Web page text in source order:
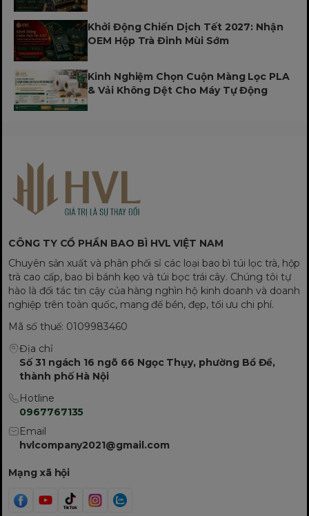
Khởi Động Chiến Dịch Tết 2027: Nhận
OEM Hộp Trà Đinh Mùi Sớm
Kinh Nghiệm Chọn Cuộn Màng Lọc PLA
& Vải Không Dệt Cho Máy Tự Động
CÔNG TY CỔ PHẦN BAO BÌ HVL VIỆT NAM
Chuyên sản xuất và phân phối sỉ các loại bao bì túi lọc trà, hộp
trà cao cấp, bao bì bánh kẹo và túi bọc trái cây. Chúng tôi tự
hào là đối tác tin cậy của hàng nghìn hộ kinh doanh và doanh
nghiệp trên toàn quốc, mang đế bền, đẹp, tối ưu chi phí.
Mã số thuế: 0109983460
Địa chỉ
Số 31 ngách 16 ngõ 66 Ngọc Thụy, phường Bồ Đề,
thành phố Hà Nội
Hotline
0967767135
Email
hvlcompany2021@gmail.com
Mạng xã hội